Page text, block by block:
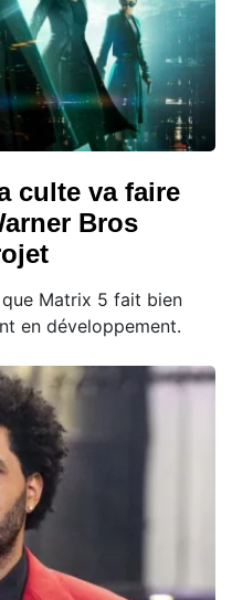
culte va faire
Bros
Matrix 5 fait bien
en développement.